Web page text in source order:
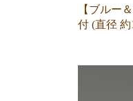
【ブルー
付 (直径